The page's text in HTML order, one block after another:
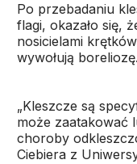
Po przebadaniu
flagi, okazało się,
nosicielami
wywołują boreliozę.
„Kleszcze są
może zaatakować
choroby
Ciebiera z